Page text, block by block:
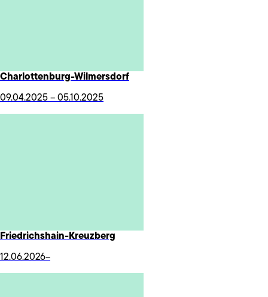
Charlottenburg-Wilmersdorf
09.04.2025 – 05.10.2025
Friedrichshain-Kreuzberg
12.06.2026–